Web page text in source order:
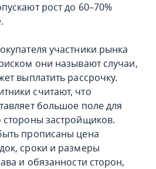
рост до 60–70%
участники рынка
они называют случаи,
выплатить рассрочку.
считают, что
большое поле для
стороны застройщиков.
прописаны цена
сроки и размеры
и обязанности сторон,